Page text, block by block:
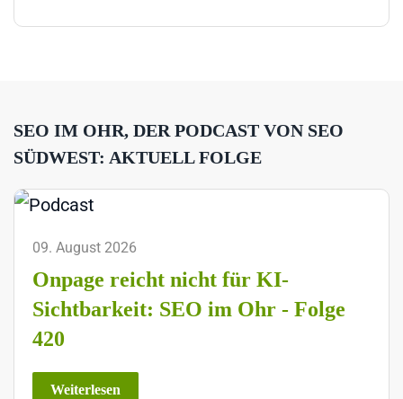
SEO IM OHR, DER PODCAST VON SEO
SÜDWEST: AKTUELL FOLGE
09. August 2026
Onpage reicht nicht für KI-
Sichtbarkeit: SEO im Ohr - Folge
420
Weiterlesen